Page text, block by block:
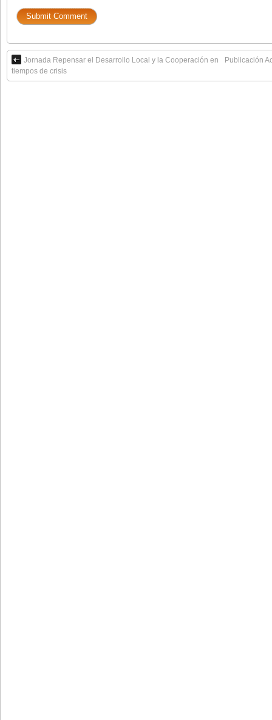
Jornada Repensar el Desarrollo Local y la Cooperación en
tiempos de crisis
Publicación